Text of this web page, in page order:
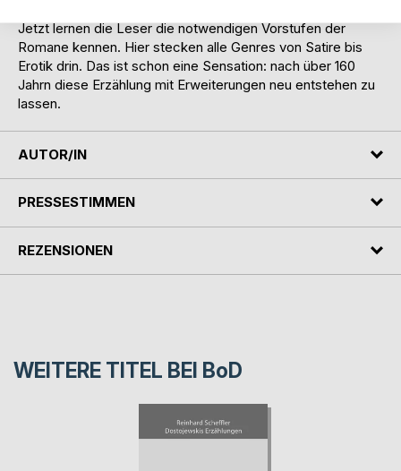
Jetzt lernen die Leser die notwendigen Vorstufen der
Romane kennen. Hier stecken alle Genres von Satire bis
Erotik drin. Das ist schon eine Sensation: nach über 160
Jahrn diese Erzählung mit Erweiterungen neu entstehen zu
lassen.
AUTOR/IN
PRESSESTIMMEN
REZENSIONEN
WEITERE TITEL BEI BoD